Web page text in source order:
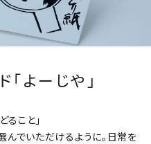
よーじや」
ること」
んでいただけるように。 日常を